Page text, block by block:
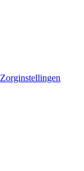
Zorginstellingen